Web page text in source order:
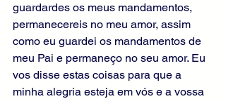
guardardes os meus mandamentos,
permanecereis no meu amor, assim
como eu guardei os mandamentos de
meu Pai e permaneço no seu amor. Eu
vos disse estas coisas para que a
minha alegria esteja em vós e a vossa